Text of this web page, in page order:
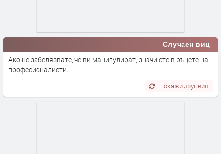
Случаен виц
Ако не забелязвате, че ви манипулират, значи сте в ръцете на
професионалисти.
Покажи друг виц